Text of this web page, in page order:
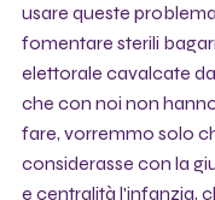
usare queste
fomentare sterili
elettorale cavalcate
che con noi non
fare, vorremmo solo
considerasse con la
e centralità l'infanzia,